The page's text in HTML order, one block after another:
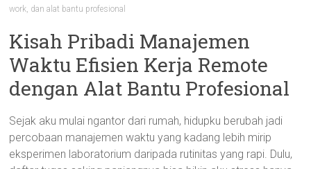
work, dan alat bantu profesional
Kisah Pribadi Manajemen
Waktu Efisien Kerja Remote
dengan Alat Bantu Profesional
Sejak aku mulai ngantor dari rumah, hidupku berubah jadi
percobaan manajemen waktu yang kadang lebih mirip
eksperimen laboratorium daripada rutinitas yang rapi. Dulu,